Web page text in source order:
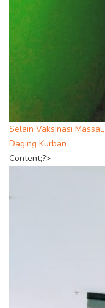
Selain Vaksinasi
Daging Kurban
Content;?>